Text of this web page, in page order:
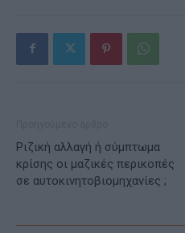
Ριζική αλλαγή ή σύμπτωμα
κρίσης οι μαζικές περικοπές
σε αυτοκινητοβιομηχανίες ;